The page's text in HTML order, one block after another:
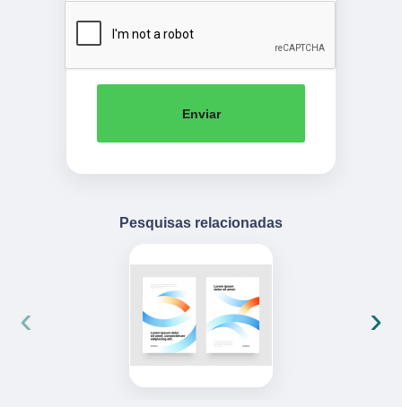
Enviar
Pesquisas relacionadas
‹ ›